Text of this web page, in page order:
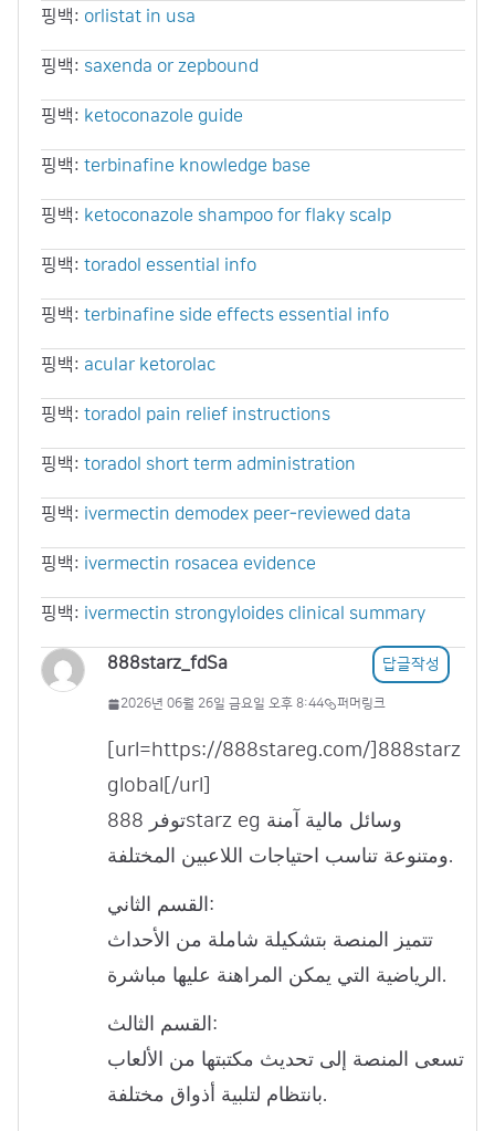
핑백: orlistat in usa
핑백: saxenda or zepbound
핑백: ketoconazole guide
핑백: terbinafine knowledge base
핑백: ketoconazole shampoo for flaky scalp
핑백: toradol essential info
핑백: terbinafine side effects essential info
핑백: acular ketorolac
핑백: toradol pain relief instructions
핑백: toradol short term administration
핑백: ivermectin demodex peer‑reviewed data
핑백: ivermectin rosacea evidence
핑백: ivermectin strongyloides clinical summary
888starz_fdSa 답글작성
2026년 06월 26일 금요일 오후 8:44 퍼머링크
[url=https://888stareg.com/]888starz
global[/url]
توفر 888starz eg وسائل مالية آمنة
ومتنوعة تناسب احتياجات اللاعبين المختلفة.
القسم الثاني:
تتميز المنصة بتشكيلة شاملة من الأحداث
الرياضية التي يمكن المراهنة عليها مباشرة.
القسم الثالث:
تسعى المنصة إلى تحديث مكتبتها من الألعاب
بانتظام لتلبية أذواق مختلفة.